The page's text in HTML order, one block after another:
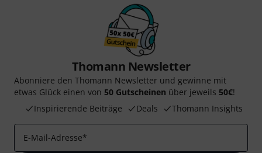
Thomann Newsletter
Abonniere den Thomann Newsletter und gewinne mit
etwas Glück einen von 50 Gutscheinen über jeweils 50€!
Inspirierende Beiträge
Deals Thomann Insights
E-Mail-Adresse*